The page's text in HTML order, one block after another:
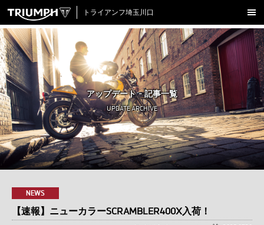
トライアンフ埼玉川口
新車在庫情報
試乗車一覧
認定中古車
アクセサリー
クロージング
アップデート
店舗情報
採用情報
アップデート - 記事一覧
UPDATE ARCHIVE
NEWS
【速報】ニューカラーSCRAMBLER400X入荷！